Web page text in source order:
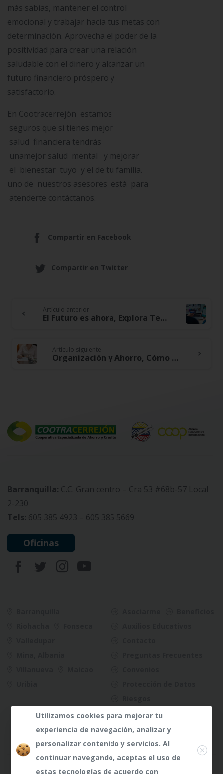
más sabias, mantener el control
emocional y trabajar hacia tus metas con
determinación. Aprovecha el poder de la
positividad para crear una relación
saludable con el dinero y alcanzar un
futuro financiero próspero y
satisfactorio.
En Cootracerrejón estamos
seguros que si tienes mejor
salud financiera tendrás
unamejor salud mental y mejorar
el bienestar tuyo y el de tu familia.
uno de nuestros asesores está para
atenderte contáctanos.
Compartir en Facebook
Compartir en Twitter
Continue
Reading
Artículo anterior
El Futuro es ahora, Explora Tendencias como Pagos Digitales y genera cultura financiera desde niño
Artículo siguiente
Organización y Ahorro, Cómo Despejar Espacios y Simplificar tu Vida Financiera
Barranquilla: C.C. Gran centro – Cra 53 #68b-57 Local
2-230
Tels: 605 385 4923 – 605 385 5669
Oficinas
¿Dudas?Any te
¿Dudas?Any te
Utilizamos cookies para mejorar tu
experiencia de navegación, analizar y
personalizar contenido y servicios. Al
continuar navegando, aceptas el uso de
estas tecnologías de acuerdo con
Close